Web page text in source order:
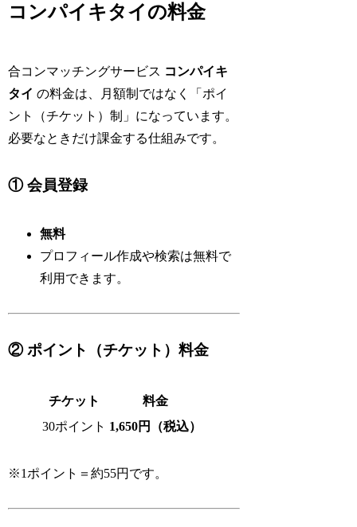
コンパイキタイの料金
合コンマッチングサービス コンパイキ
タイ の料金は、月額制ではなく「ポイ
ント（チケット）制」になっています。
必要なときだけ課金する仕組みです。
① 会員登録
無料
プロフィール作成や検索は無料で
利用できます。
② ポイント（チケット）料金
チケット
料金
30ポイント 1,650円（税込）
※1ポイント＝約55円です。